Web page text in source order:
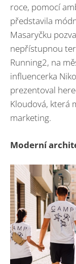
roce, pomocí
představila
Masaryčku
nepřístupnou
Running2, na
influencerka
prezentoval
Kloudová, která
marketing.
Moderní